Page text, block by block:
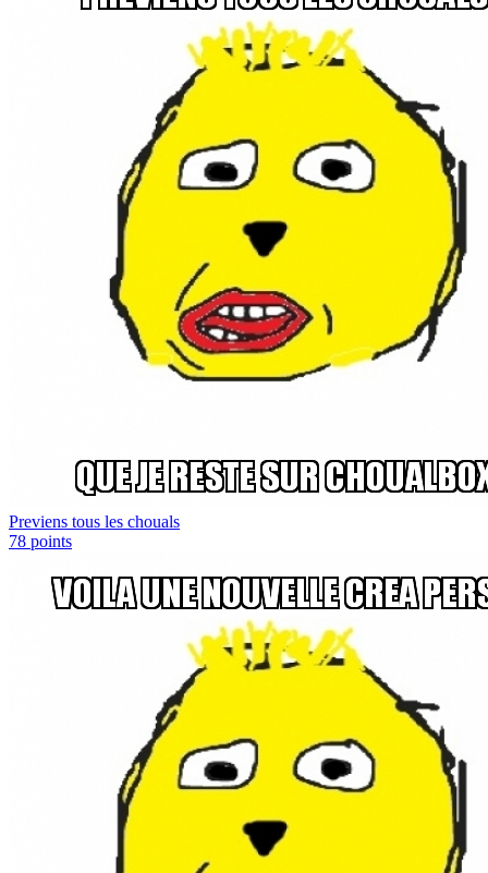
Previens tous les chouals
78 points